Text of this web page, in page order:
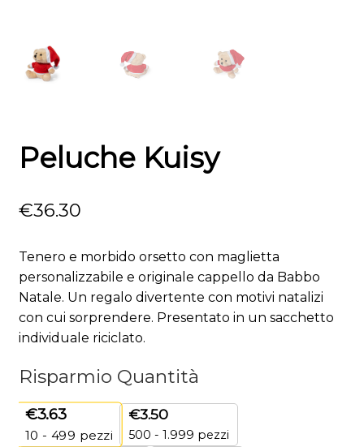
Peluche Kuisy
€36.30
Tenero e morbido orsetto con maglietta
personalizzabile e originale cappello da Babbo
Natale. Un regalo divertente con motivi natalizi
con cui sorprendere. Presentato in un sacchetto
individuale riciclato.
Risparmio Quantità
€3.63
10 - 499 pezzi
€3.50
500 - 1.999 pezzi